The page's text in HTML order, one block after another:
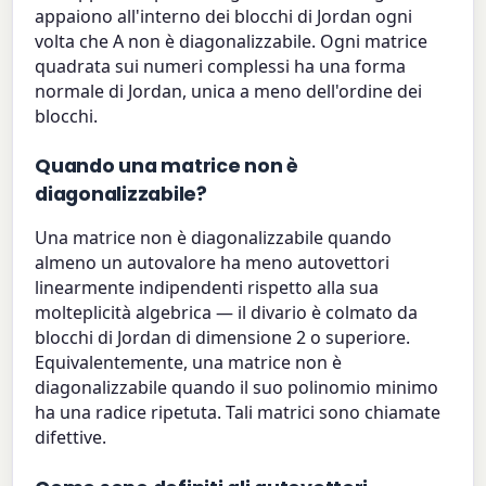
appaiono all'interno dei blocchi di Jordan ogni
volta che A non è diagonalizzabile. Ogni matrice
quadrata sui numeri complessi ha una forma
normale di Jordan, unica a meno dell'ordine dei
blocchi.
Quando una matrice non è
diagonalizzabile?
Una matrice non è diagonalizzabile quando
almeno un autovalore ha meno autovettori
linearmente indipendenti rispetto alla sua
molteplicità algebrica — il divario è colmato da
blocchi di Jordan di dimensione 2 o superiore.
Equivalentemente, una matrice non è
diagonalizzabile quando il suo polinomio minimo
ha una radice ripetuta. Tali matrici sono chiamate
difettive.